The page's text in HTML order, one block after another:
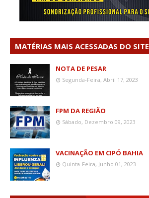
MATÉRIAS MAIS ACESSADAS DO SITE
NOTA DE PESAR
Segunda-Feira, Abril 17, 2023
FPM DA REGIÃO
Sábado, Dezembro 09, 2023
VACINAÇÃO EM CIPÓ BAHIA
Quinta-Feira, Junho 01, 2023